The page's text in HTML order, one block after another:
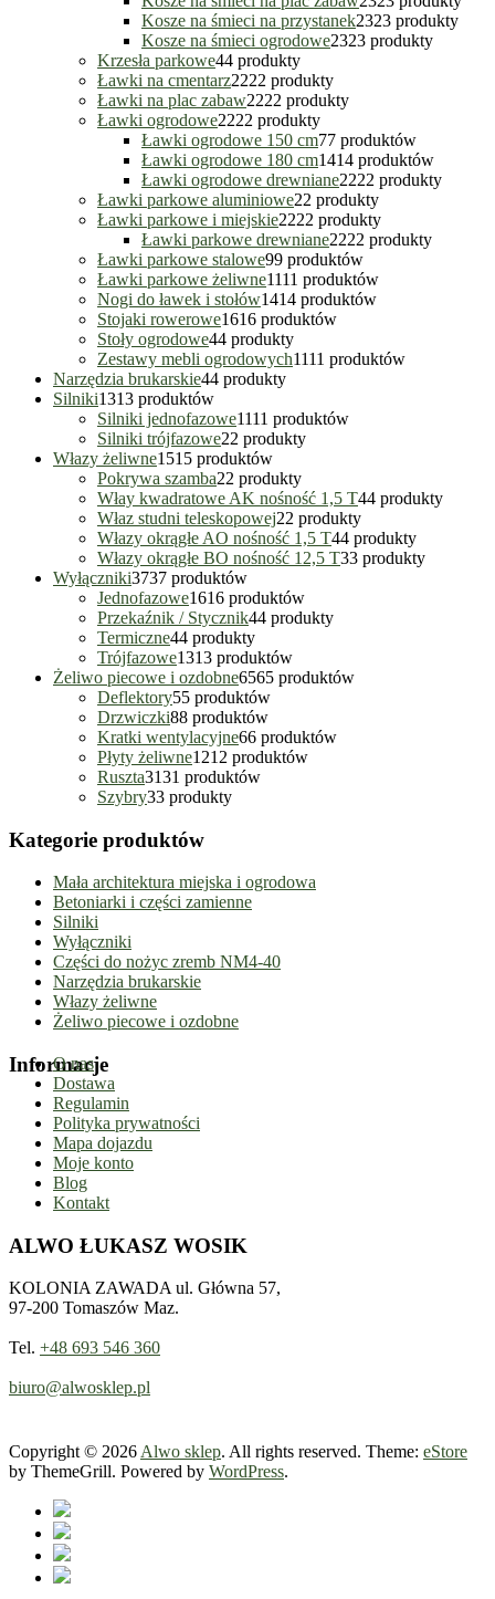
Kosze na śmieci na przystanek2323 produkty
Kosze na śmieci ogrodowe2323 produkty
Krzesła parkowe44 produkty
Ławki na cmentarz2222 produkty
Ławki na plac zabaw2222 produkty
Ławki ogrodowe2222 produkty
Ławki ogrodowe 150 cm77 produktów
Ławki ogrodowe 180 cm1414 produktów
Ławki ogrodowe drewniane2222 produkty
Ławki parkowe aluminiowe22 produkty
Ławki parkowe i miejskie2222 produkty
Ławki parkowe drewniane2222 produkty
Ławki parkowe stalowe99 produktów
Ławki parkowe żeliwne1111 produktów
Nogi do ławek i stołów1414 produktów
Stojaki rowerowe1616 produktów
Stoły ogrodowe44 produkty
Zestawy mebli ogrodowych1111 produktów
Narzędzia brukarskie44 produkty
Silniki1313 produktów
Silniki jednofazowe1111 produktów
Silniki trójfazowe22 produkty
Włazy żeliwne1515 produktów
Pokrywa szamba22 produkty
Włay kwadratowe AK nośność 1,5 T44 produkty
Właz studni teleskopowej22 produkty
Włazy okrągłe AO nośność 1,5 T44 produkty
Włazy okrągłe BO nośność 12,5 T33 produkty
Wyłączniki3737 produktów
Jednofazowe1616 produktów
Przekaźnik / Stycznik44 produkty
Termiczne44 produkty
Trójfazowe1313 produktów
Żeliwo piecowe i ozdobne6565 produktów
Deflektory55 produktów
Drzwiczki88 produktów
Kratki wentylacyjne66 produktów
Płyty żeliwne1212 produktów
Ruszta3131 produktów
Szybry33 produkty
Kategorie produktów
Mała architektura miejska i ogrodowa
Betoniarki i części zamienne
Silniki
Wyłączniki
Części do nożyc zremb NM4-40
Narzędzia brukarskie
Włazy żeliwne
Żeliwo piecowe i ozdobne
Informacje
O nas
Dostawa
Regulamin
Polityka prywatności
Mapa dojazdu
Moje konto
Blog
Kontakt
ALWO ŁUKASZ WOSIK
KOLONIA ZAWADA ul. Główna 57,
97-200 Tomaszów Maz.
Tel. +48 693 546 360
biuro@alwosklep.pl
Copyright © 2026 Alwo sklep. All rights reserved. Theme: eStore
by ThemeGrill. Powered by WordPress.